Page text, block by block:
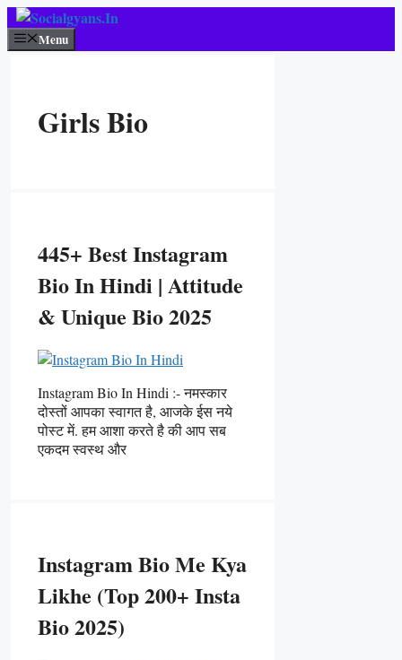
Skip
To
Content
Menu
Girls Bio
445+ Best Instagram
Bio In Hindi | Attitude
& Unique Bio 2025
Instagram Bio In Hindi :- नमस्कार
दोस्तों आपका स्वागत है, आजके ईस नये
पोस्ट में. हम आशा करते है की आप सब
एकदम स्वस्थ और
Instagram Bio Me Kya
Likhe (Top 200+ Insta
Bio 2025)